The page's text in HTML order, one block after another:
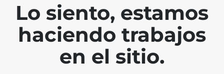
Lo siento, estamos
haciendo trabajos
en el sitio.